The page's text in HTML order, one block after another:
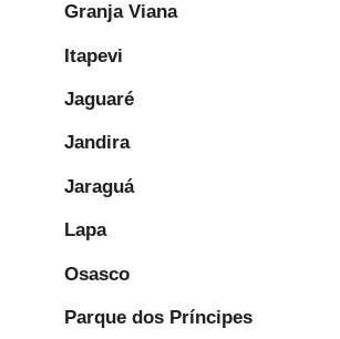
Granja Viana
Itapevi
Jaguaré
Jandira
Jaraguá
Lapa
Osasco
Parque dos Príncipes